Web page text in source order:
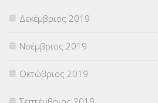
Δεκέμβριος 2019
Νοέμβριος 2019
Οκτώβριος 2019